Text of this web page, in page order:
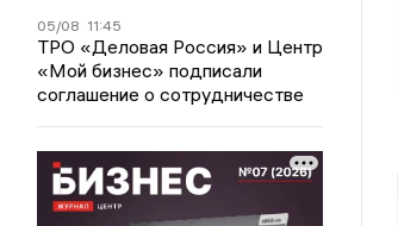
05/08 11:45
ТРО «Деловая Россия» и Центр
«Мой бизнес» подписали
соглашение о сотрудничестве